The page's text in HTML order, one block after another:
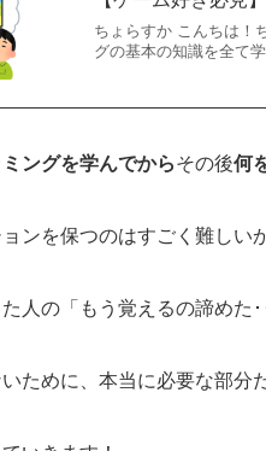
いましたが、ほぼプログラミ
じました。
たい
【ゲーム好き必見